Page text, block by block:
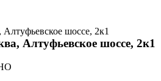
Алтуфьевское шоссе, 2к1